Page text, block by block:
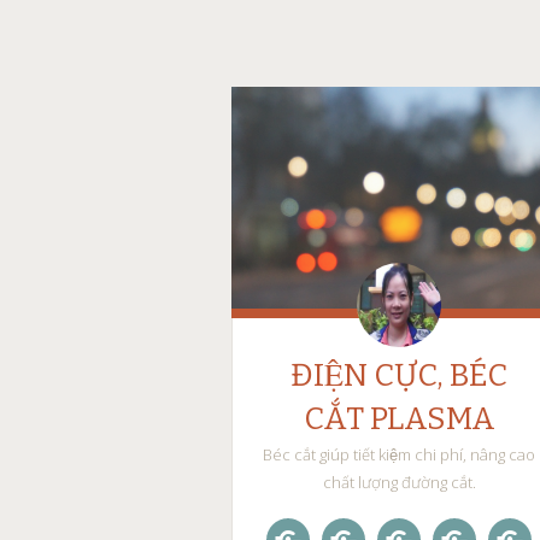
ĐIỆN CỰC, BÉC
CẮT PLASMA
Béc cắt giúp tiết kiệm chi phí, nâng cao
chất lượng đường cắt.